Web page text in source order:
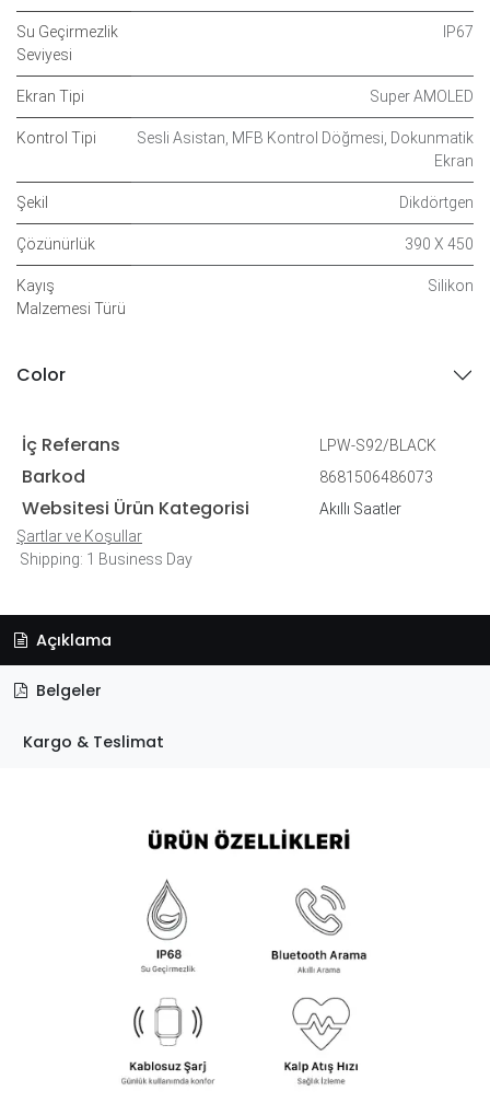
Su Geçirmezlik
Seviyesi
IP67
Ekran Tipi Super AMOLED
Kontrol Tipi Sesli Asistan MFB Kontrol Döğmesi Dokunmatik
Ekran
Şekil Dikdörtgen
Çözünürlük 390 X 450
Kayış
Malzemesi Türü
Silikon
Color
İç Referans LPW-S92/BLACK
Barkod 8681506486073
Websitesi Ürün Kategorisi
Akıllı Saatler
Şartlar ve Koşullar
Shipping: 1 Business Day
Açıklama
Belgeler
Kargo & Teslimat